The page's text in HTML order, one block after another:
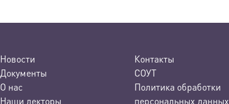
Новости
Документы
О нас
Наши лекторы
Контакты
СОУТ
Политика обработки
персональных данных